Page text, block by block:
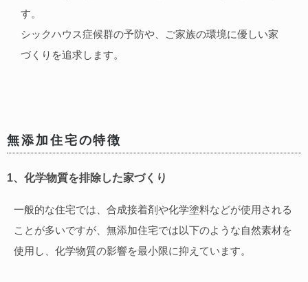
す。
シックハウス症候群の予防や、ご家族の環境に優しい家
づくりを追求します。
無添加住宅の特徴
1、化学物質を排除した家づくり
一般的な住宅では、合成接着剤や化学塗料などが使用される
ことが多いですが、無添加住宅では以下のような自然素材を
使用し、化学物質の影響を最小限に抑えています。